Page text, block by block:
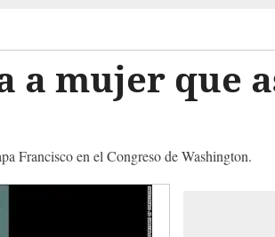
a mujer que
Francisco en el Congreso de Washington.